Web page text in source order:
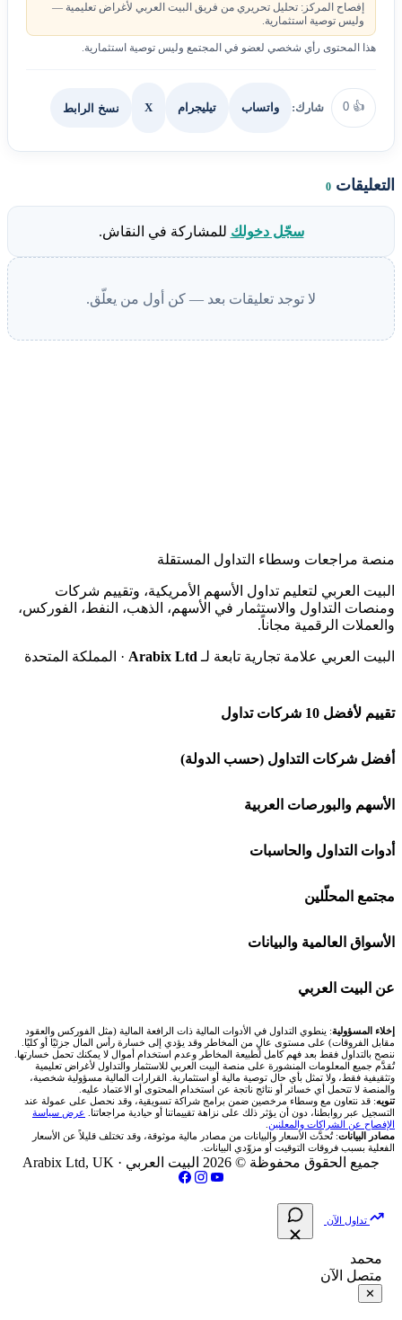
إفصاح المركز: تحليل تحريري من فريق البيت العربي لأغراض تعليمية —
وليس توصية استثمارية.
هذا المحتوى رأي شخصي لعضو في المجتمع وليس توصية استثمارية.
👍
0 شارك: واتساب تيليجرام X نسخ الرابط
التعليقات 0
سجّل دخولك للمشاركة في النقاش.
لا توجد تعليقات بعد — كن أول من يعلّق.
منصة مراجعات وسطاء التداول المستقلة
البيت العربي لتعليم تداول الأسهم الأمريكية، وتقييم شركات
ومنصات التداول والاستثمار في الأسهم، الذهب، النفط، الفوركس،
والعملات الرقمية مجاناً.
البيت العربي علامة تجارية تابعة لـ Arabix Ltd · المملكة المتحدة
تقييم لأفضل 10 شركات تداول
شركة Capital.com
افاتريد AvaTrade
اكسنس Exness
منصة بينانس
اكس تي بي XTB
انتراكتيف بروكرز IBKR
أفضل شركات التداول (حسب الدولة)
شركات تداول في السعودية
شركات تداول في الإمارات
شركات تداول في الكويت
شركات تداول في قطر
شركات تداول في الأردن
شركات تداول في العراق
شركات تداول في فلسطين
الأسهم والبورصات العربية
🌍 كل البورصات العربية
🇸🇦 السوق السعودية
🇦🇪 أسواق الإمارات
🇪🇬 البورصة المصرية
🇶🇦 بورصة قطر
🇯🇴 بورصة عمّان
🇧🇭 بورصة البحرين
فلتر الأسهم الشرعي
أدوات التداول والحاسبات
🕌 حاسبة الزكاة
💱 محول العملات
🧮 حاسبة حجم اللوت
📊 حاسبة قيمة النقطة
💰 حاسبة ربح الفوركس
📌 حاسبة النقاط المحورية
📏 حاسبة حجم المركز
📈 حاسبة عائد التداول
📊 حاسبة الربح التراكمي
مجتمع المحلّلين
🧱 حائط المجتمع
🏆 لوحة المحلّلين
✍️ اكتب تحليلك
الأسواق العالمية والبيانات
🌐 المؤشرات العالمية
🥇 سعر الذهب اليوم
🥇 أسعار الذهب والمعادن
💱 أسعار العملات والفوركس
💵 سعر الريال السعودي في مصر
📅 المؤشرات الاقتصادية
عن البيت العربي
من نحن
تواصل معنا
فريق المؤلفين
مقالات تعليمية
سياسة تقييم الشركات
الإبلاغ عن شركة نصابة
إخلاء المسؤولية: ينطوي التداول في الأدوات المالية ذات الرافعة المالية (مثل الفوركس والعقود
مقابل الفروقات) على مستوى عالٍ من المخاطر وقد يؤدي إلى خسارة رأس المال جزئيًا أو كليًا.
ننصح بالتداول فقط بعد فهم كامل لطبيعة المخاطر وعدم استخدام أموال لا يمكنك تحمل خسارتها.
تُقدَّم جميع المعلومات المنشورة على منصة البيت العربي للاستثمار والتداول لأغراض تعليمية
وتثقيفية فقط، ولا تمثل بأي حال توصية مالية أو استثمارية. القرارات المالية مسؤولية شخصية،
والمنصة لا تتحمل أي خسائر أو نتائج ناتجة عن استخدام المحتوى أو الاعتماد عليه.
تنويه: قد نتعاون مع وسطاء مرخصين ضمن برامج شراكة تسويقية، وقد نحصل على عمولة عند
التسجيل عبر روابطنا، دون أن يؤثر ذلك على نزاهة تقييماتنا أو حيادية مراجعاتنا. عرض سياسة
الإفصاح عن الشراكات والمعلنين
مصادر البيانات: تُحدَّث الأسعار والبيانات من مصادر مالية موثوقة، وقد تختلف قليلاً عن الأسعار
الفعلية بسبب فروقات التوقيت أو مزوّدي البيانات.
جميع الحقوق محفوظة © 2026 البيت العربي · Arabix Ltd, UK
تداول الآن
محمد
متصل الآن
✕